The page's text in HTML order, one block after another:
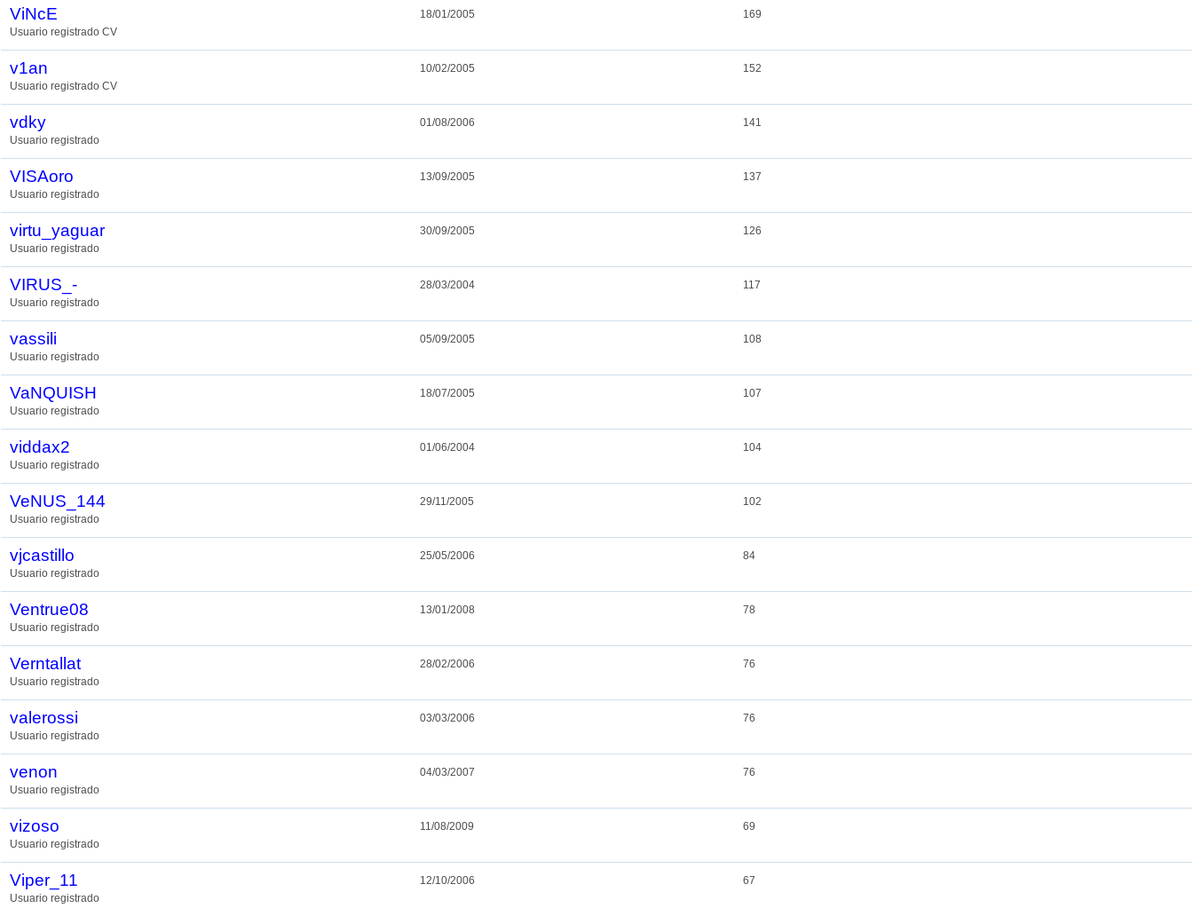
ViNcE
Usuario registrado CV
18/01/2005 169
v1an
Usuario registrado CV
10/02/2005 152
vdky
Usuario registrado
01/08/2006 141
VISAoro
Usuario registrado
13/09/2005 137
virtu_yaguar
Usuario registrado
30/09/2005 126
VIRUS_-
Usuario registrado
28/03/2004 117
vassili
Usuario registrado
05/09/2005 108
VaNQUISH
Usuario registrado
18/07/2005 107
viddax2
Usuario registrado
01/06/2004 104
VeNUS_144
Usuario registrado
29/11/2005 102
vjcastillo
Usuario registrado
25/05/2006 84
Ventrue08
Usuario registrado
13/01/2008 78
Verntallat
Usuario registrado
28/02/2006 76
valerossi
Usuario registrado
03/03/2006 76
venon
Usuario registrado
04/03/2007 76
vizoso
Usuario registrado
11/08/2009 69
Viper_11
Usuario registrado
12/10/2006 67